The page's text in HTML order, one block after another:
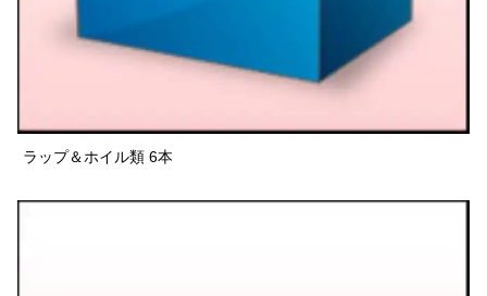
ラップ＆ホイル類 6本